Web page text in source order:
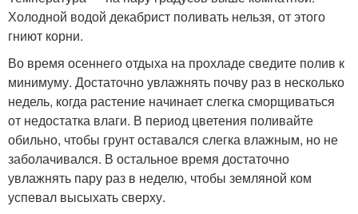
Холодной водой декабрист поливать нельзя, от этого
гниют корни.
Во время осеннего отдыха на прохладе сведите полив к
минимуму. Достаточно увлажнять почву раз в несколько
недель, когда растение начинает слегка сморщиваться
от недостатка влаги. В период цветения поливайте
обильно, чтобы грунт оставался слегка влажным, но не
заболачивался. В остальное время достаточно
увлажнять пару раз в неделю, чтобы земляной ком
успевал высыхать сверху.